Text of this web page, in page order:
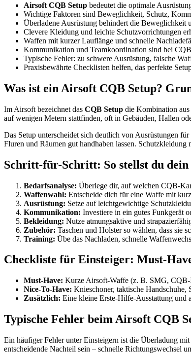
Airsoft CQB Setup bedeutet die optimale
Wichtige Faktoren sind Beweglichkeit, Schutz,
Überladene Ausrüstung behindert die Beweglichkeit
Clevere Kleidung und leichte Schutzvorrichtungen
Waffen mit kurzer Lauflänge und schnelle
Kommunikation und Teamkoordination sind bei
Typische Fehler: zu schwere Ausrüstung, falsche
Praxisbewährte Checklisten helfen, das perfekte
Was ist ein Airsoft CQB Setup?
Im Airsoft bezeichnet das CQB Setup die Kombination
auf wenigen Metern stattfinden, oft in Gebäuden, Hallen
Das Setup unterscheidet sich deutlich von Ausrüstungen
Fluren und Räumen gut handhaben lassen.
Schritt-für-Schritt: So stellst du
Bedarfsanalyse: Überlege dir, auf welchen CQB-
Waffenwahl: Entscheide dich für eine Waffe mit
Ausrüstung: Setze auf leichtgewichtige
Kommunikation: Investiere in ein gutes Funkgerät
Bekleidung: Nutze atmungsaktive und
Zubehör: Taschen und Holster so wählen, dass sie
Training: Übe das Nachladen, schnelle
Checkliste für Einsteiger: Must-
Must-Have: Kurze Airsoft-Waffe (z. B. SMG, CQB-
Nice-To-Have: Knieschoner, taktische
Zusätzlich: Eine kleine Erste-Hilfe-Ausstattung und
Typische Fehler beim Airsoft CQB
Ein häufiger Fehler unter Einsteigern ist die Überladung
entscheidende Nachteil sein – schnelle Richtungswechsel